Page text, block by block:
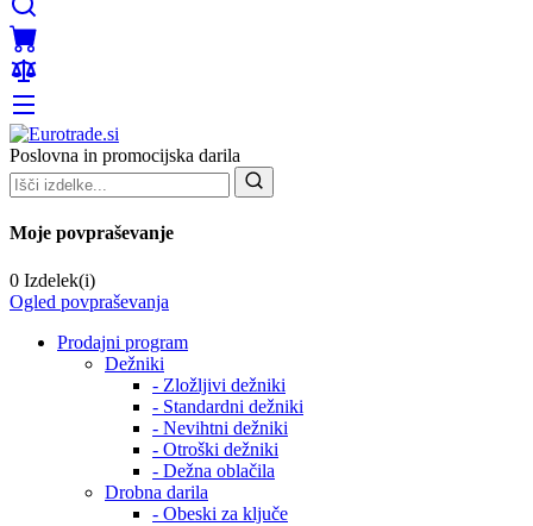
Poslovna in promocijska darila
Moje povpraševanje
0 Izdelek(i)
Ogled povpraševanja
Prodajni program
Dežniki
- Zložljivi dežniki
- Standardni dežniki
- Nevihtni dežniki
- Otroški dežniki
- Dežna oblačila
Drobna darila
- Obeski za ključe